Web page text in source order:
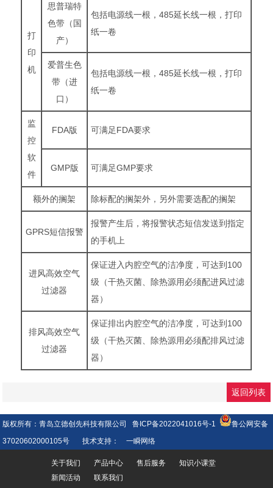
打
印
机
思普瑞特
色带（国
产）
包括电源线一根，485延长线一根，打印
纸一卷
爱普生色
带（进
口）
包括电源线一根，485延长线一根，打印
纸一卷
监
控
软
件
FDA版 可满足FDA要求
GMP版 可满足GMP要求
额外的搁架 除标配的搁架外，另外需要选配的搁架
GPRS短信报警
报警产生后，将报警状态短信发送到指定
的手机上
进风高效空气
过滤器
保证进入内腔空气的洁净度，可达到100
级（干热灭菌、除热源用必须配进风过滤
器）
排风高效空气
过滤器
保证排出内腔空气的洁净度，可达到100
级（干热灭菌、除热源用必须配排风过滤
器）
返回列表
版权所有：青岛立德创先科技有限公司鲁ICP备2022041016号-1
鲁公网安备
37020602000105号 技术支持： 一瞬网络
关于我们 产品中心 售后服务
知识小课堂
新闻活动
联系我们